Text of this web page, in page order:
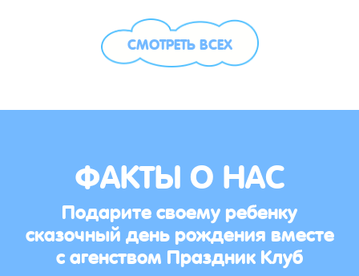
СМОТРЕТЬ ВСЕХ
ФАКТЫ О НАС
Подарите своему ребенку
сказочный день рождения вместе
с агенством Праздник Клуб